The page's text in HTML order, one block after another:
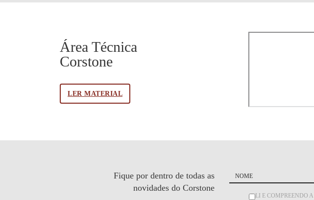
Área Técnica
Corstone
LER MATERIAL
Fique por dentro de todas as
novidades do Corstone
LI E COMPREENDO A